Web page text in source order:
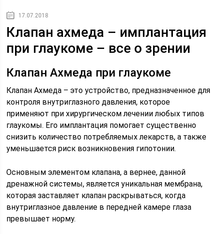
17.07.2018
Клапан ахмеда – имплантация
при глаукоме – все о зрении
Клапан Ахмеда при глаукоме
Клапан Ахмеда – это устройство, предназначенное для
контроля внутриглазного давления, которое
применяют при хирургическом лечении любых типов
глаукомы. Его имплантация помогает существенно
снизить количество потребляемых лекарств, а также
уменьшается риск возникновения гипотонии.
Основным элементом клапана, а вернее, данной
дренажной системы, является уникальная мембрана,
которая заставляет клапан раскрываться, когда
внутриглазное давление в передней камере глаза
превышает норму.